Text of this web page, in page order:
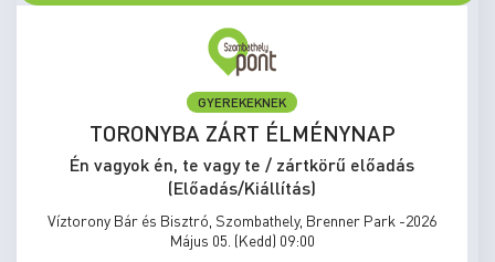
GYEREKEKNEK
TORONYBA ZÁRT ÉLMÉNYNAP
Én vagyok én, te vagy te / zártkörű előadás
(Előadás/Kiállítás)
Víztorony Bár és Bisztró, Szombathely, Brenner Park -2026
Május 05. (Kedd) 09:00